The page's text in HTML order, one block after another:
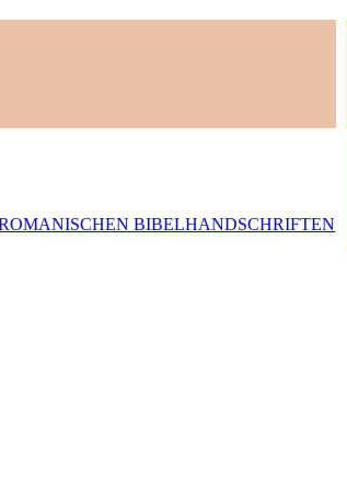
BIBELHANDSCHRIFTEN